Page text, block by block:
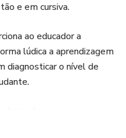
e em cursiva.
ao educador a
lúdica a aprendizagem
diagnosticar o nível de
ou também em